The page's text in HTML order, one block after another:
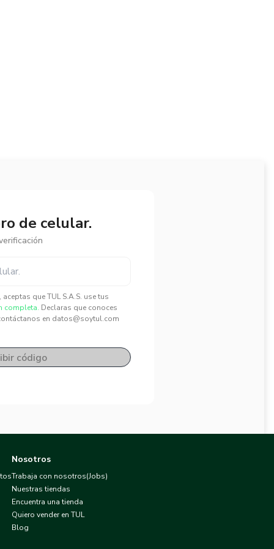
de celular.
que TUL S.A.S. use tus
completa. Declaras que conoces
en datos@soytul.com
código
Nosotros
Trabaja con nosotros(Jobs)
Nuestras tiendas
Encuentra una tienda
Quiero vender en TUL
Blog